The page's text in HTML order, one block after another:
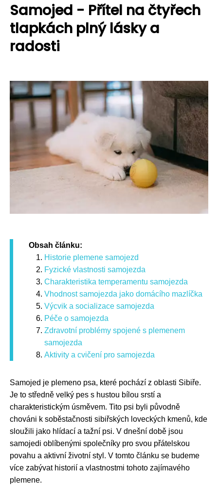
Samojed - Přítel na čtyřech
tlapkách plný lásky a
radosti
Obsah článku:
Historie plemene samojezd
Fyzické vlastnosti samojezda
Charakteristika temperamentu samojezda
Vhodnost samojezda jako domácího mazlíčka
Výcvik a socializace samojezda
Péče o samojezda
Zdravotní problémy spojené s plemenem
samojezda
Aktivity a cvičení pro samojezda
Samojed je plemeno psa, které pochází z oblasti Sibiře.
Je to středně velký pes s hustou bílou srstí a
charakteristickým úsměvem. Tito psi byli původně
chováni k soběstačnosti sibiřských loveckých kmenů, kde
sloužili jako hlídací a tažní psi. V dnešní době jsou
samojedi oblíbenými společníky pro svou přátelskou
povahu a aktivní životní styl. V tomto článku se budeme
více zabývat historií a vlastnostmi tohoto zajímavého
plemene.